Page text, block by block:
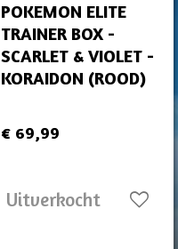
POKEMON ELITE
TRAINER BOX -
SCARLET & VIOLET -
KORAIDON (ROOD)
€ 69,99
Uitverkocht